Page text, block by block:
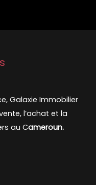
Galaxie Immobilier
l’achat et la
au Cameroun.